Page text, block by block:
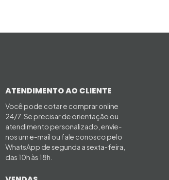
ATENDIMENTO AO CLIENTE
Você pode cotar e comprar online
24/7. Se precisar de orientação ou
atendimento personalizado, envie-
nos um e-mail ou fale conosco pelo
WhatsApp de segunda a sexta-feira,
das 10h às 18h.